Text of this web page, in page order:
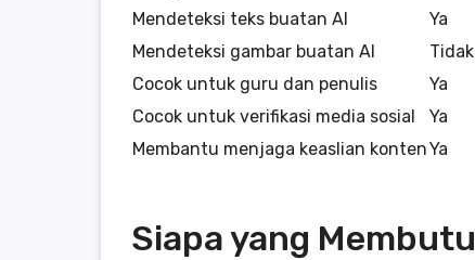
Mendeteksi teks buatan AI
Ya
Mendeteksi gambar buatan AI
Tidak
Cocok untuk guru dan penulis
Ya
Cocok untuk verifikasi media sosial
Ya
Membantu menjaga keaslian kontenYa
Siapa yang